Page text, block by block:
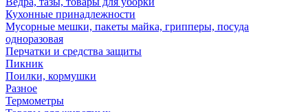
Кухонные принадлежности
Мусорные мешки, пакеты майка, грипперы, посуда
одноразовая
Перчатки и средства защиты
Пикник
Поилки, кормушки
Разное
Термометры